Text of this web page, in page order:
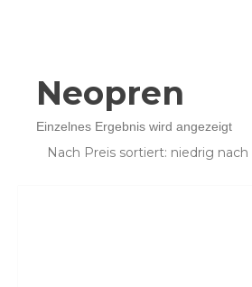
Neopren
Einzelnes Ergebnis wird angezeigt